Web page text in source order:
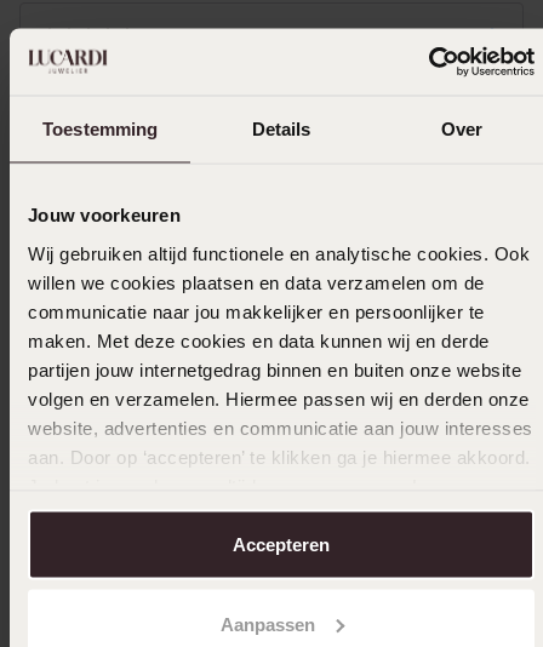
Toestemming Details Over
Jouw voorkeuren
Wij gebruiken altijd functionele en analytische cookies. Ook
willen we cookies plaatsen en data verzamelen om de
communicatie naar jou makkelijker en persoonlijker te
maken. Met deze cookies en data kunnen wij en derde
partijen jouw internetgedrag binnen en buiten onze website
volgen en verzamelen. Hiermee passen wij en derden onze
website, advertenties en communicatie aan jouw interesses
aan. Door op ‘accepteren’ te klikken ga je hiermee akkoord.
over in onscookiebeleid.
Accepteren
Aanpassen
02-11-2025 - AG M.
Prachtige ringen Man en vrouw blij dragen
het al jaren nu
02-07-2025 - Jl B.
Goede kwaliteit
21-06-2024 - Kim L.
Prachtig
Toon meer
Ik ga akkoord met devoorwaarden